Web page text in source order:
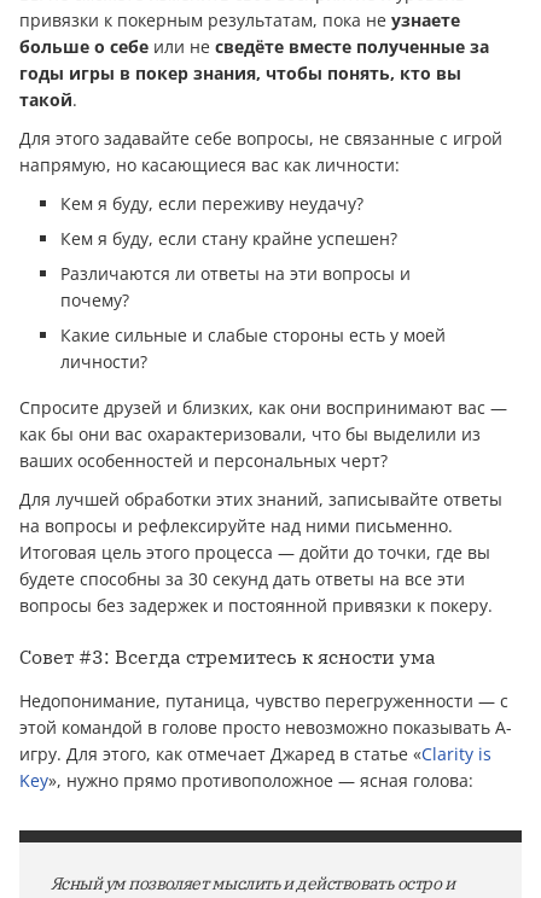
привязки к покерным результатам, пока не узнаете
больше о себе или не сведёте вместе полученные за
годы игры в покер знания, чтобы понять, кто вы
такой.
Для этого задавайте себе вопросы, не связанные с игрой
напрямую, но касающиеся вас как личности:
Кем я буду, если переживу неудачу?
Кем я буду, если стану крайне успешен?
Различаются ли ответы на эти вопросы и
почему?
Какие сильные и слабые стороны есть у моей
личности?
Спросите друзей и близких, как они воспринимают вас —
как бы они вас охарактеризовали, что бы выделили из
ваших особенностей и персональных черт?
Для лучшей обработки этих знаний, записывайте ответы
на вопросы и рефлексируйте над ними письменно.
Итоговая цель этого процесса — дойти до точки, где вы
будете способны за 30 секунд дать ответы на все эти
вопросы без задержек и постоянной привязки к покеру.
Совет #3: Всегда стремитесь к ясности ума
Недопонимание, путаница, чувство перегруженности — с
этой командой в голове просто невозможно показывать A-
игру. Для этого, как отмечает Джаред в статье «Clarity is
Key», нужно прямо противоположное — ясная голова:
Ясный ум позволяет мыслить и действовать остро и